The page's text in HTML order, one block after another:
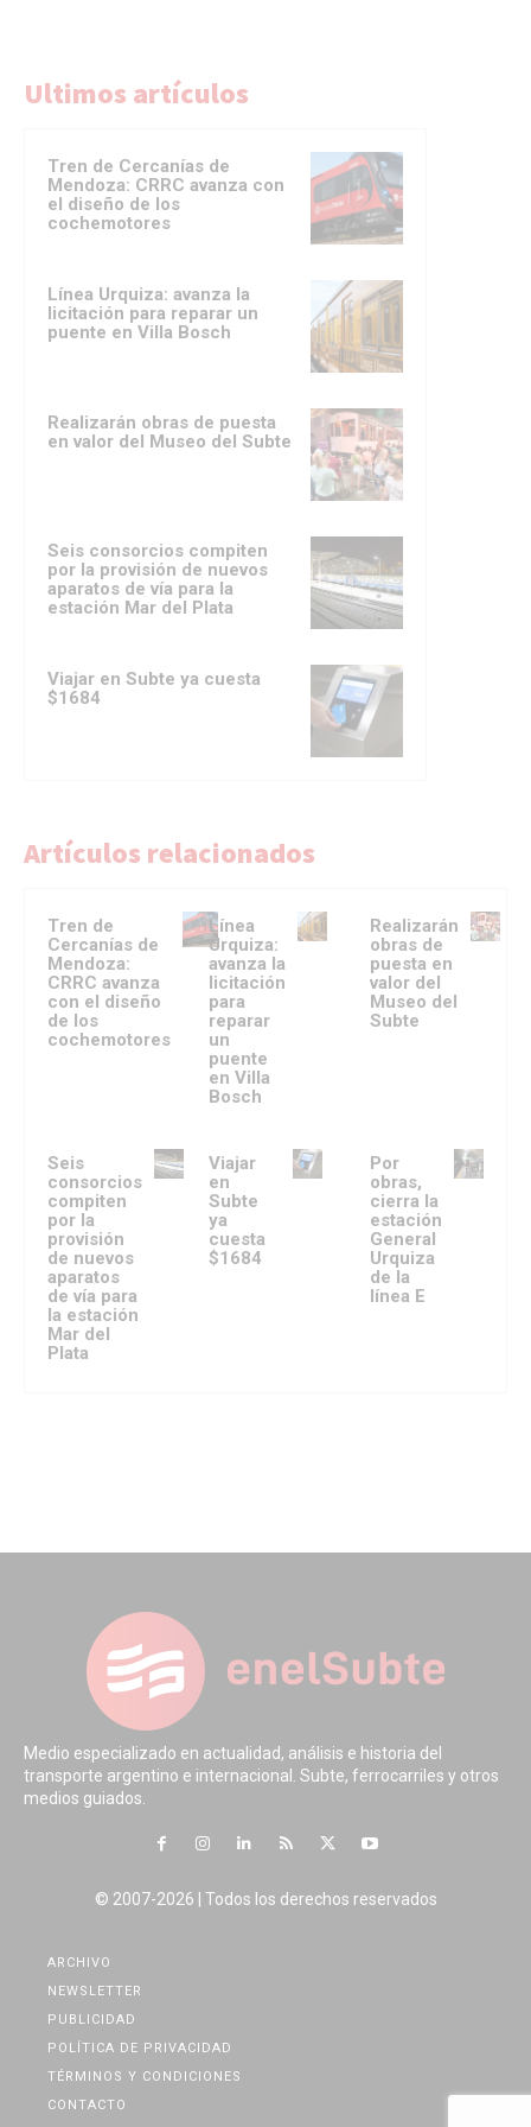
Ultimos artículos
Tren de Cercanías de
Mendoza: CRRC avanza con
el diseño de los
cochemotores
Línea Urquiza: avanza la
licitación para reparar un
puente en Villa Bosch
Realizarán obras de puesta
en valor del Museo del Subte
Seis consorcios compiten
por la provisión de nuevos
aparatos de vía para la
estación Mar del Plata
Viajar en Subte ya cuesta
$1684
Artículos relacionados
Tren de
Cercanías de
Mendoza:
CRRC avanza
con el diseño
de los
cochemotores
Línea
Urquiza:
avanza la
licitación
para
reparar
un
puente
en Villa
Bosch
Realizarán
obras de
puesta en
valor del
Museo del
Subte
Seis
consorcios
compiten
por la
provisión
de nuevos
aparatos
de vía para
la estación
Mar del
Plata
Viajar
en
Subte
ya
cuesta
$1684
Por
obras,
cierra la
estación
General
Urquiza
de la
línea E
Medio especializado en actualidad, análisis e historia del
transporte argentino e internacional. Subte, ferrocarriles y otros
medios guiados.
© 2007-2026 | Todos los derechos reservados
ARCHIVO
NEWSLETTER
PUBLICIDAD
POLÍTICA DE PRIVACIDAD
TÉRMINOS Y CONDICIONES
CONTACTO